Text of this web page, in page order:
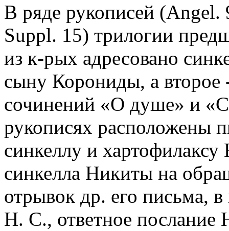
В ряде рукописей
Suppl. 15) трилогии
из к-рых адресовано
сыну Корониды, а
сочинений «О душе» и
рукописях расположены
синкеллу и
синкелла Никиты на
отрывок др. его письма,
Н. С., ответное